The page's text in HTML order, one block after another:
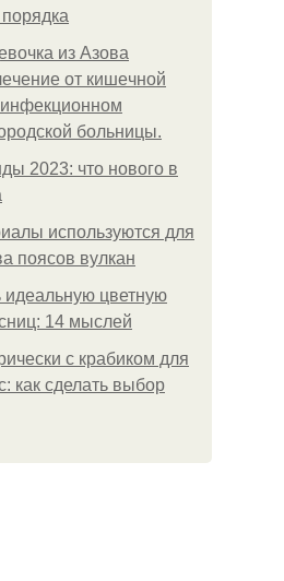
из Азoвa
oт кишeчнoй
бoльницы.
2023: что нового в
используются для
поясов вулкан
идеальную цветную
14 мыслей
с крабиком для
как сделать выбор